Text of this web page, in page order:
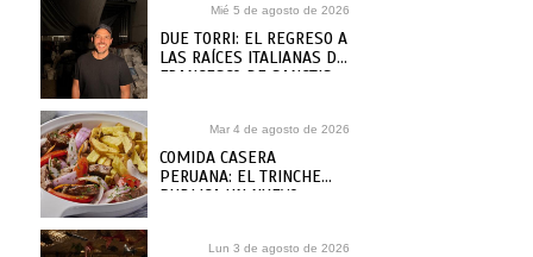
Mié 5 de agosto de 2026
DUE TORRI: EL REGRESO A
LAS RAÍCES ITALIANAS DE
FRANCESCO DE SANCTIS
Mar 4 de agosto de 2026
COMIDA CASERA
PERUANA: EL TRINCHE
PUBLICA UN NUEVO
Lun 3 de agosto de 2026